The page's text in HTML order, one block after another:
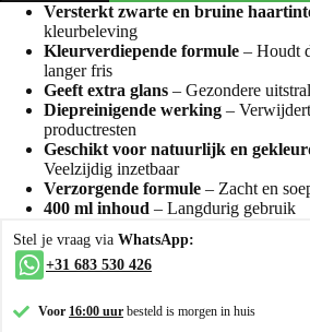
Versterkt zwarte en bruine
kleurbeleving
Kleurverdiepende formule – Houdt
langer fris
Geeft extra glans – Gezondere
Diepreinigende werking –
productresten
Geschikt voor natuurlijk en
Veelzijdig inzetbaar
Verzorgende formule – Zacht en
400 ml inhoud – Langdurig gebruik
Stel je vraag via WhatsApp:
+31 683 530 426
Voor 16:00 uur besteld is morgen in huis